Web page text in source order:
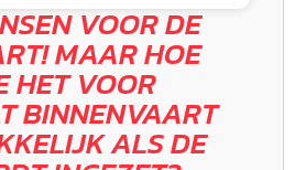
VOOR DE
MAAR HOE
HET VOOR
BINNENVAART
ALS DE